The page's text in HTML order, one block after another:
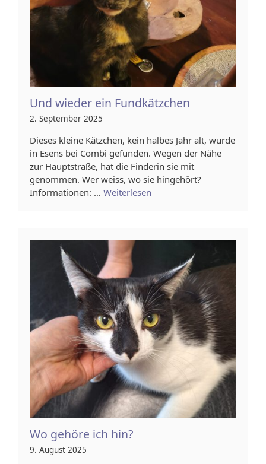
Und wieder ein Fundkätzchen
2. September 2025
Dieses kleine Kätzchen, kein halbes Jahr alt, wurde
in Esens bei Combi gefunden. Wegen der Nähe
zur Hauptstraße, hat die Finderin sie mit
genommen. Wer weiss, wo sie hingehört?
Informationen: … Weiterlesen
Wo gehöre ich hin?
9. August 2025